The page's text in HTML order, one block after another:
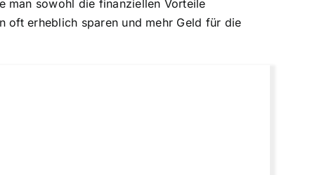
man sowohl die finanziellen Vorteile
oft erheblich sparen und mehr Geld für die